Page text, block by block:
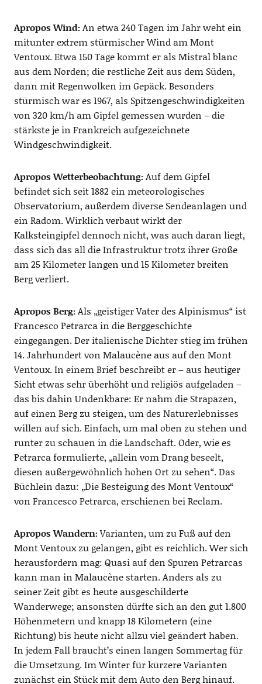
Apropos Wind:An etwa 240 Tagen im Jahr weht ein
mitunter extrem stürmischer Wind am Mont
Ventoux. Etwa 150 Tage kommt er als Mistral blanc
aus dem Norden; die restliche Zeit aus dem Süden,
dann mit Regenwolken im Gepäck. Besonders
stürmisch war es 1967, als Spitzengeschwindigkeiten
von 320 km/h am Gipfel gemessen wurden – die
stärkste je in Frankreich aufgezeichnete
Windgeschwindigkeit.
Apropos Wetterbeobachtung:Auf dem Gipfel
befindet sich seit 1882 ein meteorologisches
Observatorium, außerdem diverse Sendeanlagen und
ein Radom. Wirklich verbaut wirkt der
Kalksteingipfel dennoch nicht, was auch daran liegt,
dass sich das all die Infrastruktur trotz ihrer Größe
am 25 Kilometer langen und 15 Kilometer breiten
Berg verliert.
Apropos Berg:Als „geistiger Vater des Alpinismus“ ist
Francesco Petrarca in die Berggeschichte
eingegangen. Der italienische Dichter stieg im frühen
14. Jahrhundert von Malaucène aus auf den Mont
Ventoux. In einem Brief beschreibt er – aus heutiger
Sicht etwas sehr überhöht und religiös aufgeladen –
das bis dahin Undenkbare: Er nahm die Strapazen,
auf einen Berg zu steigen, um des Naturerlebnisses
willen auf sich. Einfach, um mal oben zu stehen und
runter zu schauen in die Landschaft. Oder, wie es
Petrarca formulierte, „allein vom Drang beseelt,
diesen außergewöhnlich hohen Ort zu sehen“. Das
Büchlein dazu: „Die Besteigung des Mont Ventoux“
von Francesco Petrarca, erschienen bei Reclam.
Apropos Wandern:Varianten, um zu Fuß auf den
Mont Ventoux zu gelangen, gibt es reichlich. Wer sich
herausfordern mag: Quasi auf den Spuren Petrarcas
kann man in Malaucène starten. Anders als zu
seiner Zeit gibt es heute ausgeschilderte
Wanderwege; ansonsten dürfte sich an den gut 1.800
Höhenmetern und knapp 18 Kilometern (eine
Richtung) bis heute nicht allzu viel geändert haben.
In jedem Fall braucht’s einen langen Sommertag für
die Umsetzung. Im Winter für kürzere Varianten
zunächst ein Stück mit dem Auto den Berg hinauf.